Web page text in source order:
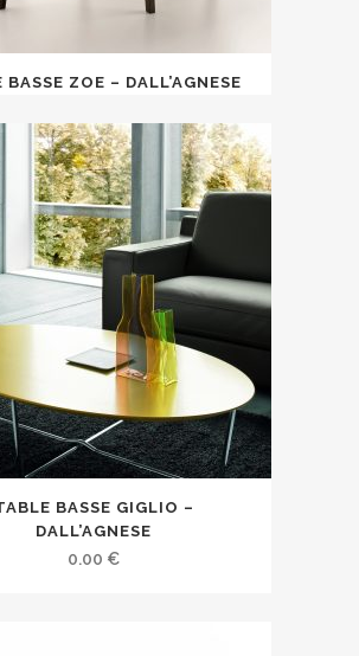
BASSE ZOE – DALL’AGNESE
BASSE GIGLIO –
DALL’AGNESE
0.00 €